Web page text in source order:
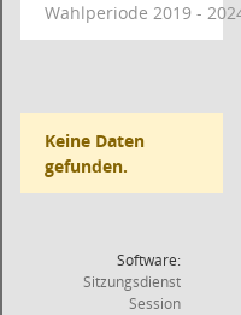
Wahlperiode 2019 -
Keine Daten
gefunden.
Software:
Sitzungsdienst
Session(Wird in